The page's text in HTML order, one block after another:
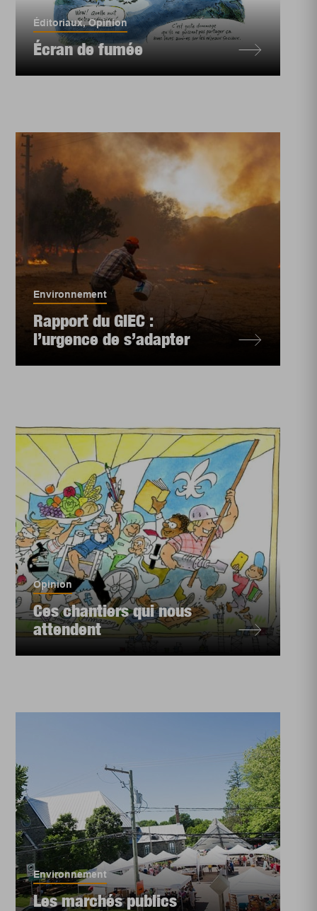
Éditoriaux,Opinion
Écran de fumée
Environnement
Rapport du GIEC :
l’urgence de s’adapter
Opinion
Ces chantiers qui nous
attendent
Environnement
Les marchés publics